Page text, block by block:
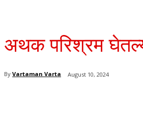
अथक परिश्रम
By Vartaman Varta August 10, 2024